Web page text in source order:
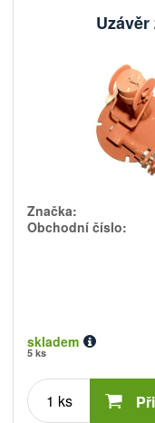
Značka:
Obchodní číslo:
skladem
5 ks
Počet
kusů